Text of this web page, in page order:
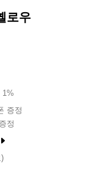
로우
1%
증정
정